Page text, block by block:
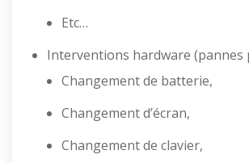
Etc…
Interventions hardware (pannes
Changement de batterie,
Changement d’écran,
Changement de clavier,